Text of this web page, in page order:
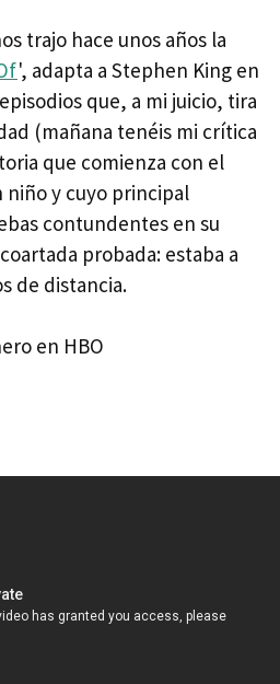
trajo hace unos años la
', adapta a Stephen King en
que, a mi juicio, tira
(mañana tenéis mi crítica
que comienza con el
niño y cuyo principal
contundentes en su
probada: estaba a
de distancia.
en HBO